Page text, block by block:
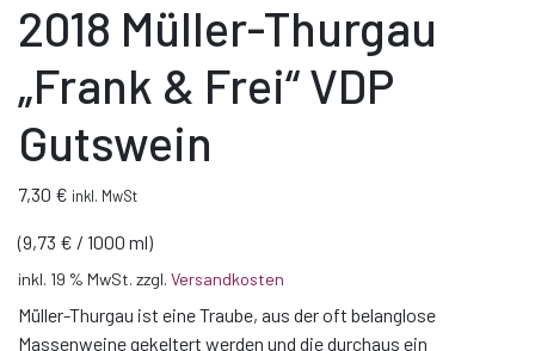
2018 Müller-Thurgau
„Frank & Frei“ VDP
Gutswein
7,30 € inkl. MwSt
(9,73 € / 1000 ml)
inkl. 19 % MwSt. zzgl. Versandkosten
Müller-Thurgau ist eine Traube, aus der oft belanglose
Massenweine gekeltert werden und die durchaus ein